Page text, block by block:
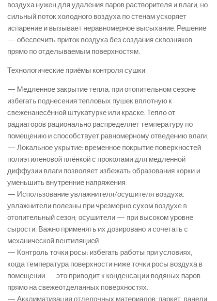
воздуха нужен для удаления паров растворителя и влаги, но
сильный поток холодного воздуха по стенам ускоряет
испарение и вызывает неравномерное высыхание. Решение
— обеспечить приток воздуха без создания сквозняков
прямо по отделываемым поверхностям.
Технологические приёмы контроля сушки
— Медленное закрытие тепла: при отопительном сезоне
избегать поднесения тепловых пушек вплотную к
свеженанесённой штукатурке или краске. Тепло от
радиаторов рационально распределяет температуру по
помещению и способствует равномерному отведению влаги.
— Локальное укрытие: временное покрытие поверхностей
полиэтиленовой плёнкой с проколами для медленной
диффузии влаги позволяет избежать образования корки и
уменьшить внутренние напряжения.
— Использование увлажнителя/осушителя воздуха:
увлажнители полезны при чрезмерно сухом воздухе в
отопительный сезон; осушители — при высоком уровне
сырости. Важно применять их дозировано и сочетать с
механической вентиляцией.
— Контроль точки росы: избегать работы при условиях,
когда температура поверхности ниже точки росы воздуха в
помещении — это приводит к конденсации водяных паров
прямо на свежеотделанных поверхностях.
— Акклиматизация отделочных материалов: паркет, панели,